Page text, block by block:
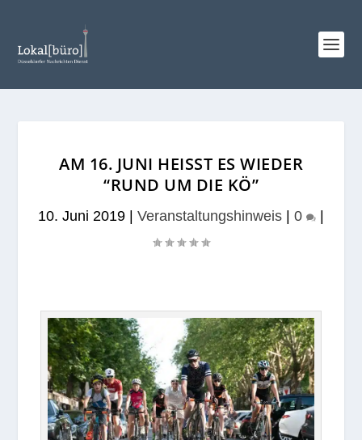
AM 16. JUNI HEISST ES WIEDER “
RUND UM DIE KÖ”
10. Juni 2019 Veranstaltungshinweis 0